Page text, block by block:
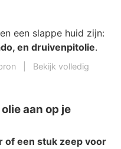
een slappe huid zijn:
en druivenpitolie.
Bekijk volledig
aan op je
of een stuk zeep voor